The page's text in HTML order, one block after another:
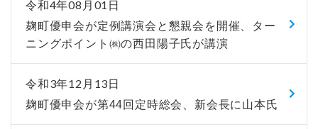
令和4年08月01日
麹町優申会が定例講演会と懇親会を開催、ター
ニングポイント㈱の西田陽子氏が講演
令和3年12月13日
麹町優申会が第44回定時総会、新会長に山本氏